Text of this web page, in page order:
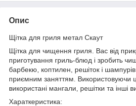
Опис
Щітка для гриля метал Скаут
Щітка для чищення гриля. Вас від
приготування гриль-блюд і зробить
барбекю, коптилен, решіток і шампурів
приємним заняттям. Використовуючи
використані мангали, решітки та інші
Хараткеристика: